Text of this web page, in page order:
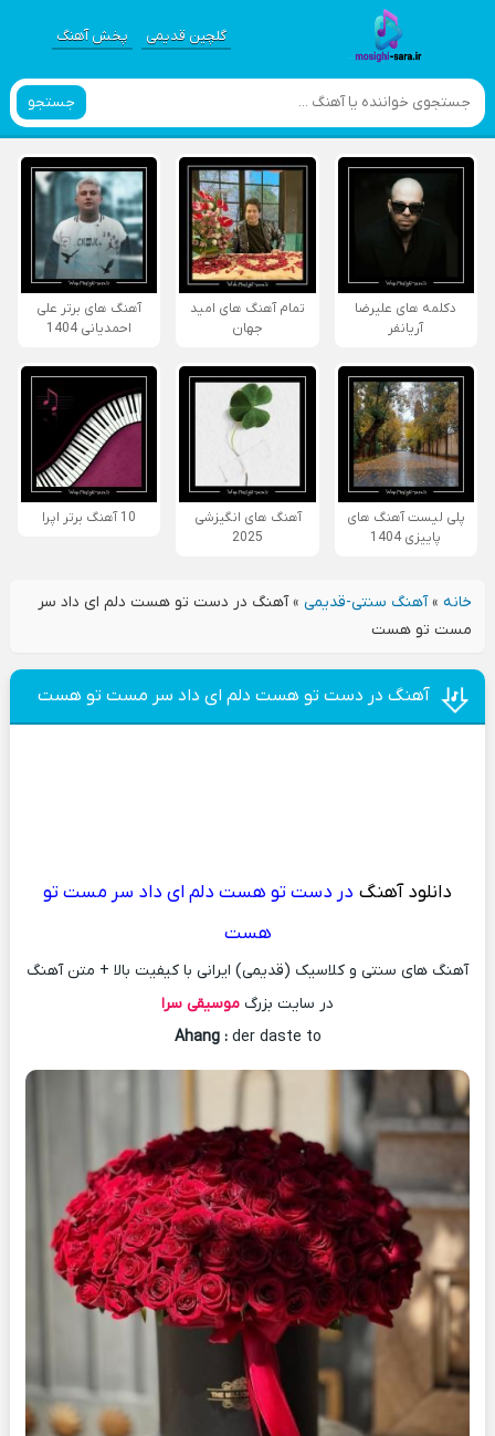
گلچین قدیمی پخش آهنگ
جستجو
دکلمه های علیرضا
آریانفر
تمام آهنگ های امید
جهان
آهنگ های برتر علی
احمدیانی 1404
پلی لیست آهنگ های
پاییزی 1404
آهنگ های انگیزشی
2025
10 آهنگ برتر اپرا
خانه»آهنگ سنتی-قدیمی»آهنگ در دست تو هست دلم ای داد سر
مست تو هست
آهنگ در دست تو هست دلم ای داد سر مست تو هست
دانلود آهنگ در دست تو هست دلم ای داد سر مست تو
هست
آهنگ های سنتی و کلاسیک (قدیمی) ایرانی با کیفیت بالا + متن آهنگ
در سایت بزرگ موسیقی سرا
Ahang :der daste to